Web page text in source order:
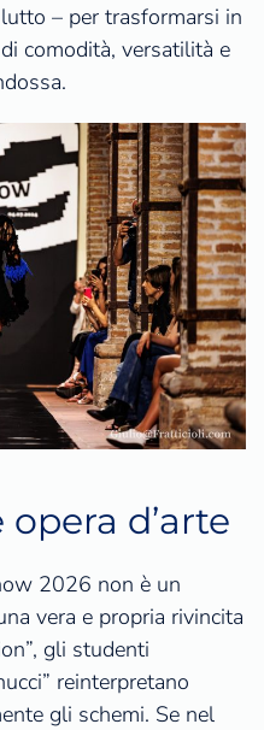
– per trasformarsi in
comodità, versatilità e
d’arte
2026 non è un
vera e propria rivincita
gli studenti
reinterpretano
gli schemi. Se nel